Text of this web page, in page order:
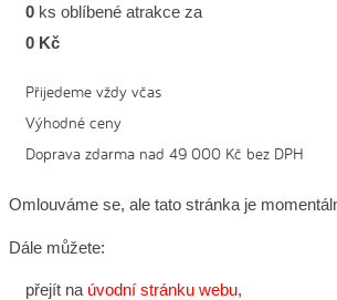
0 ks oblíbené atrakce za
0 Kč
Přijedeme vždy včas
Výhodné ceny
Doprava zdarma nad 49 000 Kč bez DPH
Omlouváme se, ale tato stránka je
Dále můžete:
přejít na úvodní stránku webu,